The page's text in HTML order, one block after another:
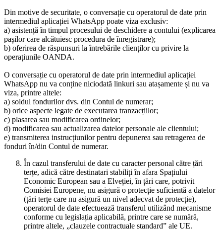
Din motive de securitate, o conversație cu operatorul de date prin
intermediul aplicației WhatsApp poate viza exclusiv:
a) asistență în timpul procesului de deschidere a contului (explicarea
pașilor care alcătuiesc procedura de înregistrare);
b) oferirea de răspunsuri la întrebările clienților cu privire la
operațiunile OANDA.
O conversație cu operatorul de date prin intermediul aplicației
WhatsApp nu va conține niciodată linkuri sau atașamente și nu va
viza, printre altele:
a) soldul fondurilor dvs. din Contul de numerar;
b) orice aspecte legate de executarea tranzacțiilor;
c) plasarea sau modificarea ordinelor;
d) modificarea sau actualizarea datelor personale ale clientului;
e) transmiterea instrucțiunilor pentru depunerea sau retragerea de
fonduri în/din Contul de numerar.
În cazul transferului de date cu caracter personal către țări
terțe, adică către destinatari stabiliți în afara Spațiului
Economic European sau a Elveției, în țări care, potrivit
Comisiei Europene, nu asigură o protecție suficientă a datelor
(țări terțe care nu asigură un nivel adecvat de protecție),
operatorul de date efectuează transferul utilizând mecanisme
conforme cu legislația aplicabilă, printre care se numără,
printre altele, „clauzele contractuale standard” ale UE.